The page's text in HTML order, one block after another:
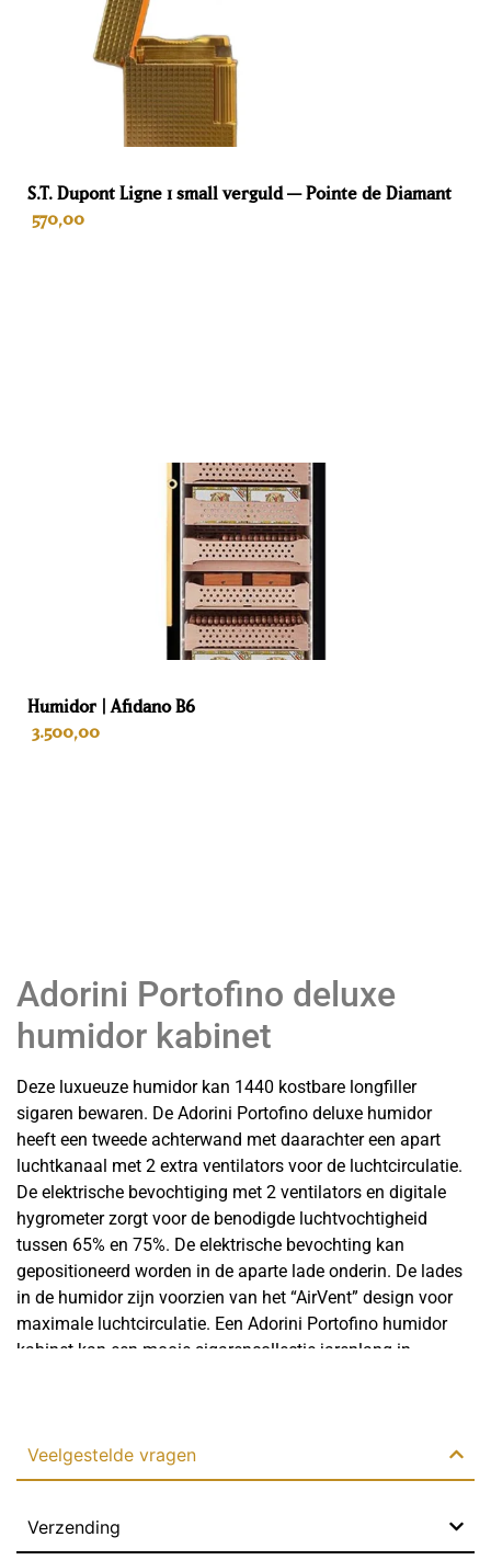
Breedte
61,5 cm
S.T. Dupont Ligne 1 small verguld — Pointe de Diamant
570,00
Humidor | Afidano B6
3.500,00
Adorini Portofino deluxe
humidor kabinet
Deze luxueuze humidor kan 1440 kostbare longfiller
sigaren bewaren. De Adorini Portofino deluxe humidor
heeft een tweede achterwand met daarachter een apart
luchtkanaal met 2 extra ventilators voor de luchtcirculatie.
De elektrische bevochtiging met 2 ventilators en digitale
hygrometer zorgt voor de benodigde luchtvochtigheid
tussen 65% en 75%. De elektrische bevochting kan
gepositioneerd worden in de aparte lade onderin. De lades
in de humidor zijn voorzien van het “AirVent” design voor
maximale luchtcirculatie. Een Adorini Portofino humidor
kabinet kan een mooie sigarencollectie jarenlang in
tussen 18°C en 21°C. Deze humidor is niet geschikt voor
het plaatsen in een vochtige ruimte of op vloerverwarming.
geavanceerde functies is deze humidor een luxe voor elke
Veelgestelde vragen
Verzending